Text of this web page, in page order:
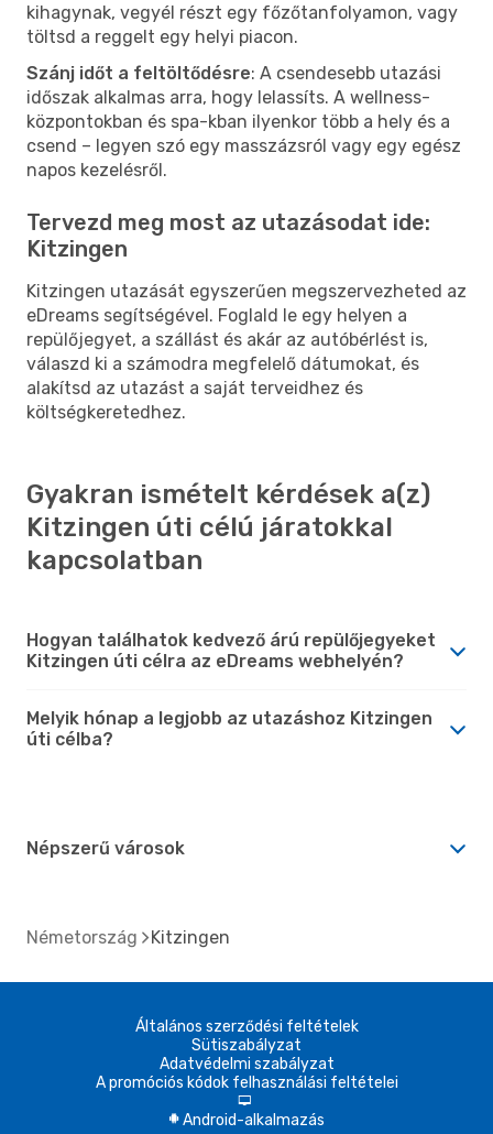
kihagynak, vegyél részt egy főzőtanfolyamon, vagy
töltsd a reggelt egy helyi piacon.
Szánj időt a feltöltődésre: A csendesebb utazási
időszak alkalmas arra, hogy lelassíts. A wellness-
központokban és spa-kban ilyenkor több a hely és a
csend – legyen szó egy masszázsról vagy egy egész
napos kezelésről.
Tervezd meg most az utazásodat ide:
Kitzingen
Kitzingen utazását egyszerűen megszervezheted az
eDreams segítségével. Foglald le egy helyen a
repülőjegyet, a szállást és akár az autóbérlést is,
válaszd ki a számodra megfelelő dátumokat, és
alakítsd az utazást a saját terveidhez és
költségkeretedhez.
Gyakran ismételt kérdések a(z)
Kitzingen úti célú járatokkal
kapcsolatban
Hogyan találhatok kedvező árú repülőjegyeket
Kitzingen úti célra az eDreams webhelyén?
Melyik hónap a legjobb az utazáshoz Kitzingen
úti célba?
Népszerű városok
Németország Kitzingen
Általános szerződési feltételek
Sütiszabályzat
Adatvédelmi szabályzat
A promóciós kódok felhasználási feltételei
d
A Android-alkalmazás